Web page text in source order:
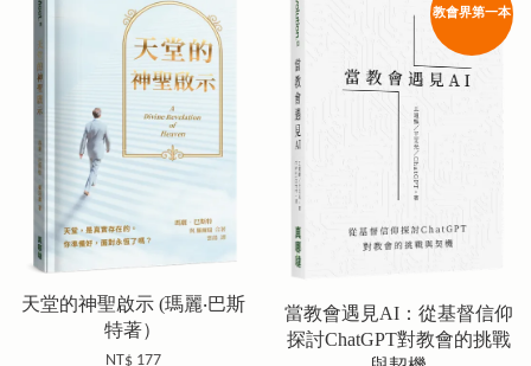
天堂的神聖啟示 (瑪麗‧巴斯
特著）
NT$ 177
教會界第一本
當教會遇見AI：從基督信仰
探討ChatGPT對教會的挑戰